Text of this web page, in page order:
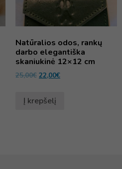
Natūralios odos, rankų
darbo elegantiška
skaniukinė 12×12 cm
25,00€ 22,00€
Į krepšelį